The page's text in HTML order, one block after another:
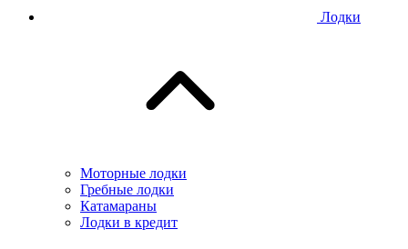
Лодки
Моторные лодки
Гребные лодки
Катамараны
Лодки в кредит